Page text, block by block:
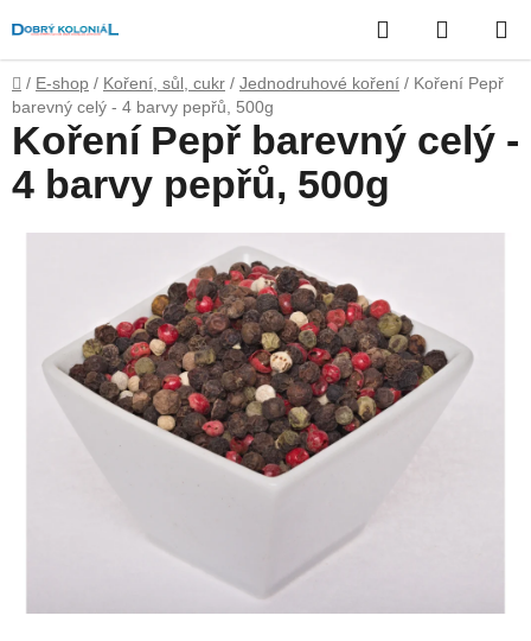
na
obsah
Hledat
KOŠÍK
Domů
/ E-shop / Koření, sůl, cukr / Jednodruhové koření / Koření Pepř
barevný celý - 4 barvy pepřů, 500g
Koření Pepř barevný celý -
4 barvy pepřů, 500g